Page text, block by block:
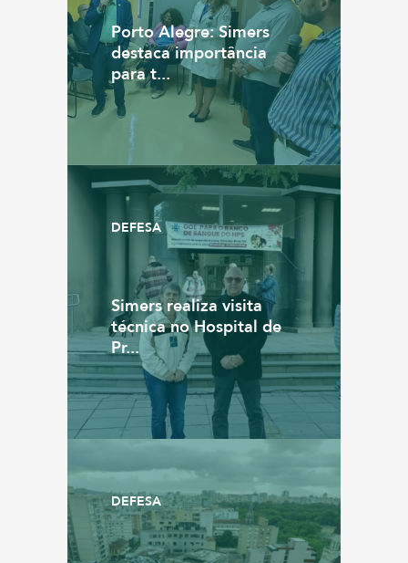
Porto Alegre: Simers
destaca importância
para t...
DEFESA
Simers realiza visita
técnica no Hospital de
Pr...
DEFESA